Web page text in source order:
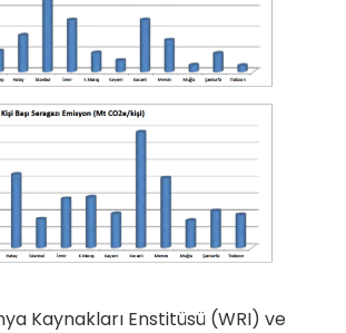
Kaynakları Enstitüsü (WRI) ve